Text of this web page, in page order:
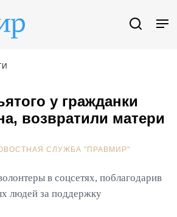
у гражданки
возвратили матери
СЛУЖБА "ПРАВМИР"
в соцсетях, поблагодарив
людей за поддержку